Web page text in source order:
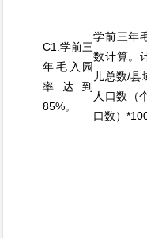
C1.学前三
年毛入园
率达到
85%。
学前三年
数计算。
儿总数/县
人口数（
口数）